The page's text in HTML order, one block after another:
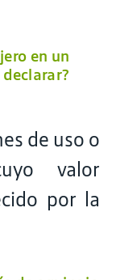
en un
de uso o
valor
por la